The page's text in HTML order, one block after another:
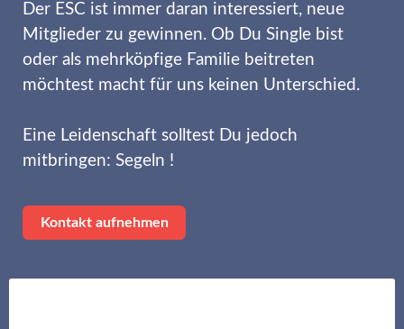
Der ESC ist immer daran interessiert, neue
Mitglieder zu gewinnen. Ob Du Single bist
oder als mehrköpfige Familie beitreten
möchtest macht für uns keinen Unterschied.
Eine Leidenschaft solltest Du jedoch
mitbringen: Segeln !
Kontakt aufnehmen